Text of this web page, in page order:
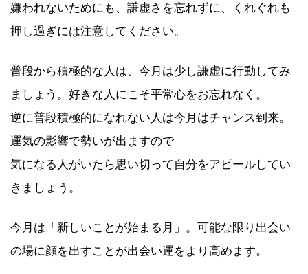
嫌われないためにも、謙虚さを忘れずに、くれぐれも
押し過ぎには注意してください。
普段から積極的な人は、今月は少し謙虚に行動してみ
ましょう。好きな人にこそ平常心をお忘れなく。
逆に普段積極的になれない人は今月はチャンス到来。
運気の影響で勢いが出ますので
気になる人がいたら思い切って自分をアピールしてい
きましょう。
今月は「新しいことが始まる月」。可能な限り出会い
の場に顔を出すことが出会い運をより高めます。